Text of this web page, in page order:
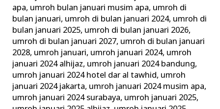
apa, umroh bulan januari musim apa, umroh di
bulan januari, umroh di bulan januari 2024, umroh di
bulan januari 2025, umroh di bulan januari 2026,
umroh di bulan januari 2027, umroh di bulan januari
2028, umroh januari, umroh januari 2024, umroh
januari 2024 alhijaz, umroh januari 2024 bandung,
umroh januari 2024 hotel dar al tawhid, umroh
januari 2024 jakarta, umroh januari 2024 musim apa,
umroh januari 2024 surabaya, umroh januari 2025,